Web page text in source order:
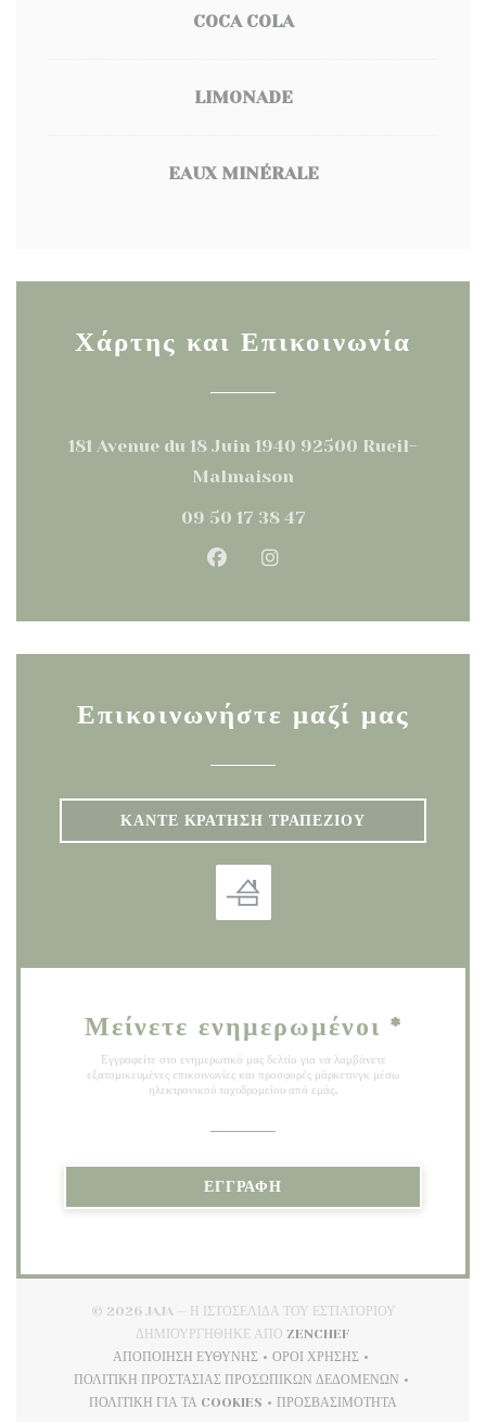
COCA COLA
LIMONADE
EAUX MINÉRALE
Χάρτης και Επικοινωνία
181 Avenue du 18 Juin 1940 92500 Rueil-
Malmaison
09 50 17 38 47
Facebook ((ανοίγει σε νέο
Επικοινωνήστε μαζί μας
ΚΆΝΤΕ ΚΡΆΤΗΣΗ ΤΡΑΠΕΖΙΟΎ
Μείνετε ενημερωμένοι *
Εγγραφείτε στο ενημερωτικό μας δελτίο για να λαμβάνετε
εξατομικευμένες επικοινωνίες και προσφορές μάρκετινγκ μέσω
ηλεκτρονικού ταχυδρομείου από εμάς.
ΕΓΓΡΑΦΉ
© 2026 JAJA — Η ΙΣΤΟΣΕΛΊΔΑ ΤΟΥ ΕΣΤΙΑΤΟΡΊΟΥ
ΔΗΜΙΟΥΡΓΉΘΗΚΕ ΑΠΌ ZENCHEF
ΑΠΟΠΟΊΗΣΗ ΕΥΘΎΝΗΣ
ΌΡΟΙ ΧΡΉΣΗΣ
ΠΟΛΙΤΙΚΉ ΠΡΟΣΤΑΣΊΑΣ ΠΡΟΣΩΠΙΚΏΝ ΔΕΔΟΜΈΝΩΝ
ΠΟΛΙΤΙΚΉ ΓΙΑ ΤΑ COOKIES
ΠΡΟΣΒΑΣΙΜΌΤΗΤΑ